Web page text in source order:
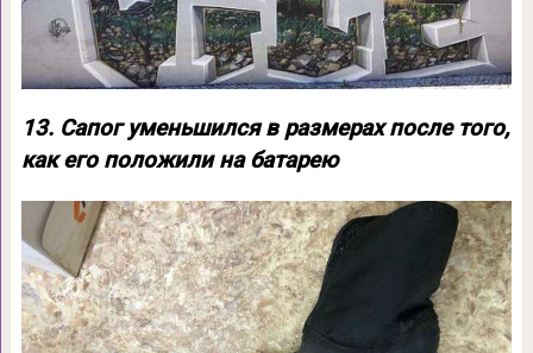
13. Сапог уменьшился в размерах после того,
как его положили на батарею